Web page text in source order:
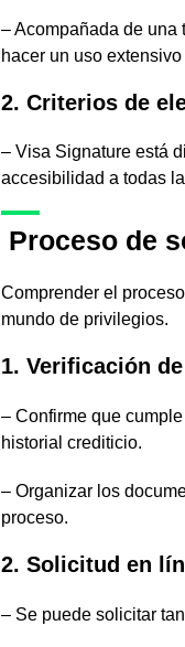
– Acompañada de una
hacer un uso
2. Criterios de
– Visa Signature está
accesibilidad a todas
Proceso de
Comprender el
mundo de privilegios.
1. Verificación
– Confirme que
historial crediticio.
– Organizar los
proceso.
2. Solicitud en
– Se puede solicitar